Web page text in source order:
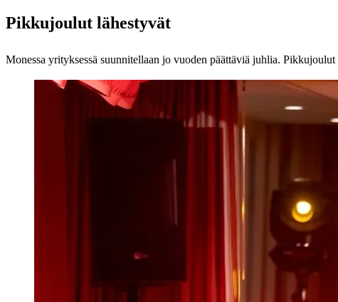
Pikkujoulut lähestyvät
Monessa yrityksessä suunnitellaan jo vuoden päättäviä juhlia.